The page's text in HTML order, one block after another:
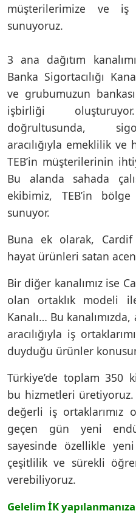
müşterilerimize ve iş
sunuyoruz.
3 ana dağıtım
Banka Sigortacılığı
ve grubumuzun
işbirliği
doğrultusunda,
aracılığıyla emeklilik
TEB’in müşterilerinin
Bu alanda sahada
ekibimiz, TEB’in
sunuyor.
Buna ek olarak, Cardif
hayat ürünleri satan
Bir diğer kanalımız ise
olan ortaklık modeli
Kanalı… Bu
aracılığıyla iş
duyduğu ürünler
Türkiye’de toplam 350
bu hizmetleri
değerli iş ortaklarımız
geçen gün yeni
sayesinde özellikle
çeşitlilik ve sürekli
verebiliyoruz.
Gelelim İK